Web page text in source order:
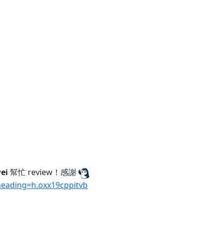
幫忙 review！感謝